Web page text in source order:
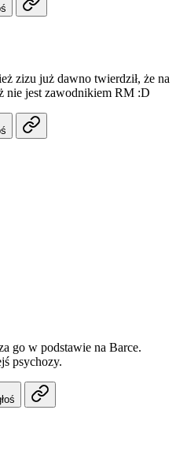
zizu już dawno twierdził, że na
nie jest zawodnikiem RM :D
go w podstawie na Barce.
psychozy.